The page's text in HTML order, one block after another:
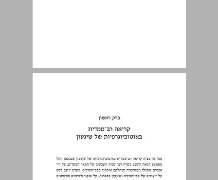
פרק ראשון קריאה רב-ממדית באוטוביוגרפיות של שיגעון ... 13